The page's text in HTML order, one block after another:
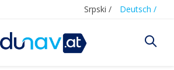
Srpski / Deutsch /